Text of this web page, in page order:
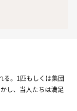
る。1匹もしくは集団
し、当人たちは満足